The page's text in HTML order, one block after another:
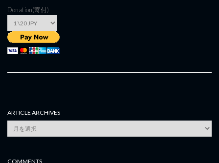
Donation(寄付)
ARTICLE ARCHIVES
Article
Archives
COMMENTS